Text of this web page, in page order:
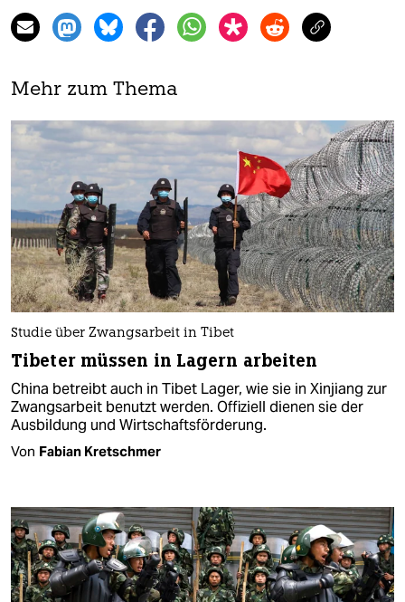
Mehr zum Thema
Studie über Zwangsarbeit in Tibet
Tibeter müssen in Lagern arbeiten
China betreibt auch in Tibet Lager, wie sie in Xinjiang zur
Zwangsarbeit benutzt werden. Offiziell dienen sie der
Ausbildung und Wirtschaftsförderung.
Von Fabian Kretschmer